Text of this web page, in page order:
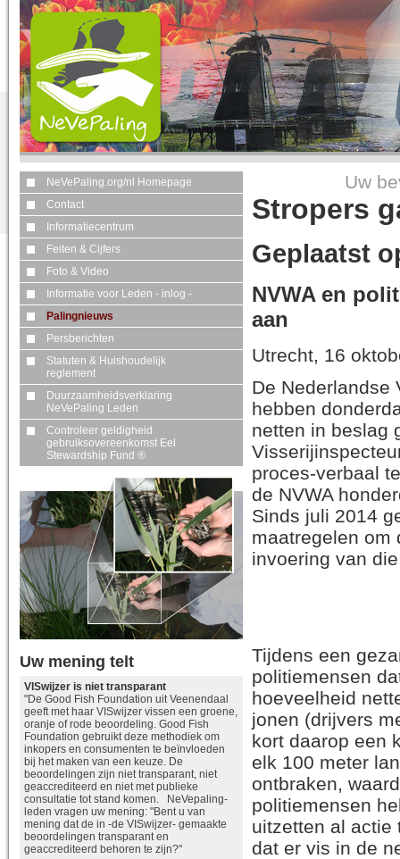
NeVePaling.org/nl Homepage
Contact
Informatiecentrum
Feiten & Cijfers
Foto & Video
Informatie voor Leden - inlog -
Palingnieuws
Persberichten
Statuten & Huishoudelijk
reglement
Duurzaamheidsverklaring
NeVePaling Leden
Controleer geldigheid
gebruiksovereenkomst Eel
Stewardship Fund ®
Uw mening telt
VISwijzer is niet transparant
"De Good Fish Foundation uit Veenendaal
geeft met haar VISwijzer vissen een groene,
oranje of rode beoordeling. Good Fish
Foundation gebruikt deze methodiek om
inkopers en consumenten te beïnvloeden
bij het maken van een keuze. De
beoordelingen zijn niet transparant, niet
geaccrediteerd en niet met publieke
consultatie tot stand komen. NeVepaling-
leden vragen uw mening: "Bent u van
mening dat de in -de VISwijzer- gemaakte
beoordelingen transparant en
geaccrediteerd behoren te zijn?"
Uw
Stropers
Geplaatst
NVWA en
aan
Utrecht, 16
De Nederlandse
hebben
netten in beslag
proces-verbaal
de NVWA
Sinds juli 2014
maatregelen om
invoering van
Tijdens een
politiemensen
hoeveelheid
jonen (drijvers
kort daarop een
elk 100 meter
ontbraken,
politiemensen
uitzetten al actie
dat er vis in de